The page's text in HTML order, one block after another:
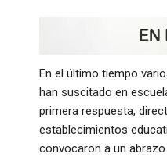
En el último tiempo
han suscitado en
primera respuesta,
establecimientos
convocaron a un